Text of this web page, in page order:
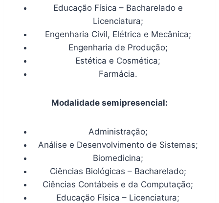
Educação Física – Bacharelado e
Licenciatura;
Engenharia Civil, Elétrica e Mecânica;
Engenharia de Produção;
Estética e Cosmética;
Farmácia.
Modalidade semipresencial:
Administração;
Análise e Desenvolvimento de Sistemas;
Biomedicina;
Ciências Biológicas – Bacharelado;
Ciências Contábeis e da Computação;
Educação Física – Licenciatura;